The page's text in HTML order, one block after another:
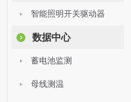
智能照明开关驱动器
数据中心
蓄电池监测
母线测温